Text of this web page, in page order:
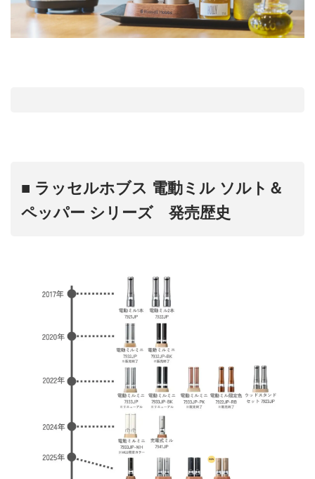
■ ラッセルホブス 電動ミル ソルト＆
ペッパー シリーズ 発売歴史